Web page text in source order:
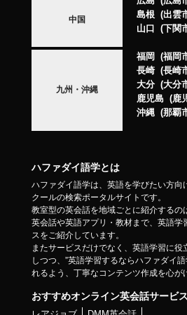
中国
島根
出雲
山口
下関
九州・沖縄
福岡 福岡
長崎
長崎
大分
大分
鹿児島
鹿
沖縄
那覇
ハファダイ語学とは
ハファダイ語学は、英語を学びたい方向
クールの検索ポータルサイトです。
教室型の英会話を地域ごとに紹介するの
英会話や英語アプリ・教材まで、英語学
スをご紹介しています。
またサービスだけでなく、英語学習に役
しつつ、”英語学習するならハファダイ
れるよう、丁寧なコンテンツ作成を心が
おすすめオンライン英会話サービス